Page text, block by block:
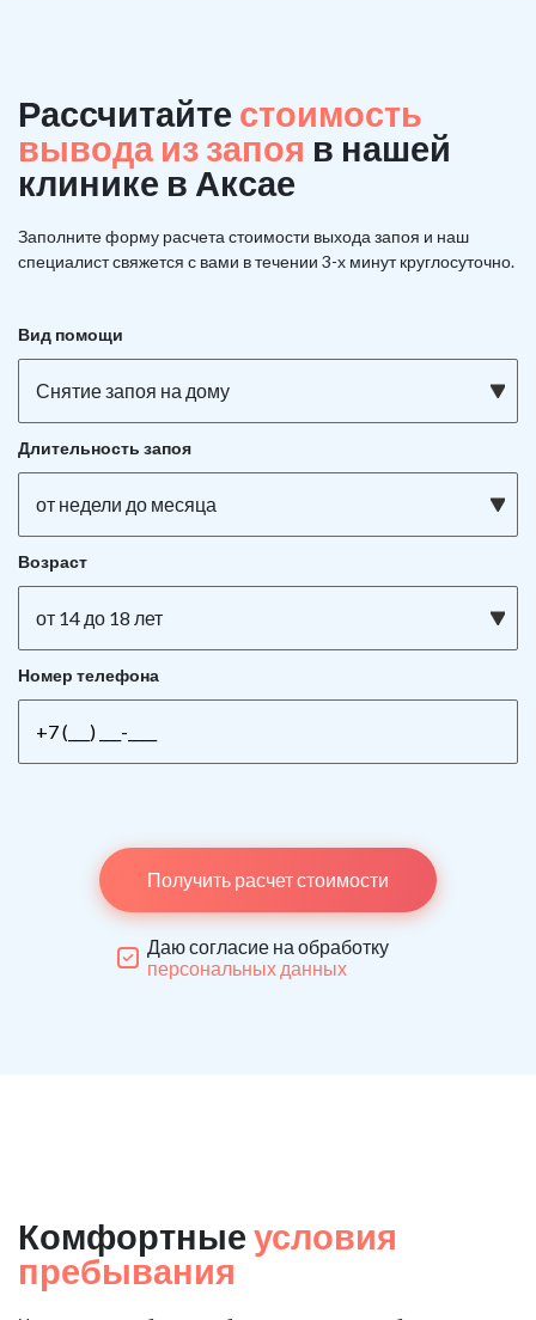
Рассчитайте стоимость
вывода из запоя в нашей
клинике в Аксае
Заполните форму расчета стоимости выхода запоя и наш
специалист свяжется с вами в течении 3-х минут круглосуточно.
Вид помощи
Снятие запоя на дому
Длительность запоя
от недели до месяца
Возраст
от 14 до 18 лет
Номер телефона
Получить расчет стоимости
Даю согласие на обработку
персональных данных
Комфортные условия
пребывания